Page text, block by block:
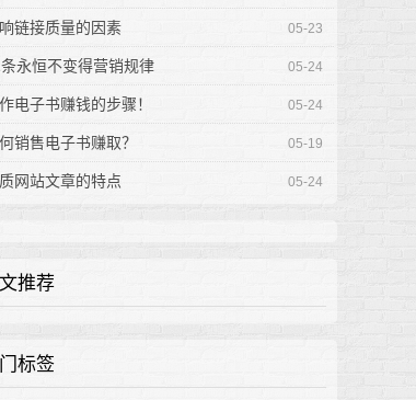
05-23
链接质量的因素
05-24
永恒不变得营销规律
05-24
电子书赚钱的步骤！
05-19
销售电子书赚取？
05-24
网站文章的特点
推荐
标签